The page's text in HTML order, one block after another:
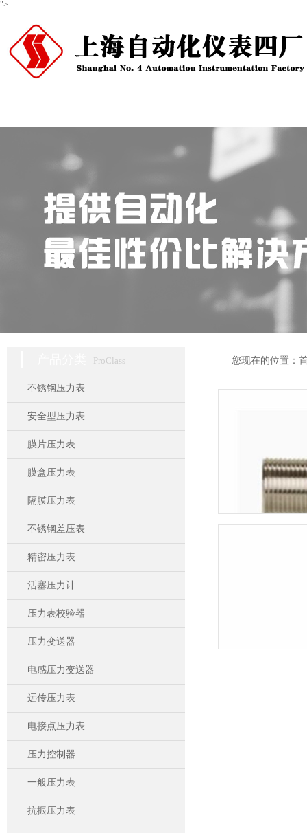
">
ProClass
不锈钢压力表
安全型压力表
膜片压力表
膜盒压力表
隔膜压力表
不锈钢差压表
精密压力表
活塞压力计
压力表校验器
压力变送器
电感压力变送器
远传压力表
电接点压力表
压力控制器
一般压力表
抗振压力表
您现在的位置：